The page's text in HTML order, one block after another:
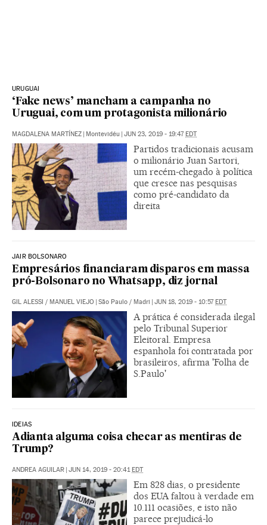
URUGUAI
‘Fake news’ mancham a campanha no
Uruguai, com um protagonista milionário
MAGDALENA MARTÍNEZ | Montevidéu | JUN 23, 2019 - 19:47EDT
Partidos tradicionais acusam
o milionário Juan Sartori,
um recém-chegado à política
que cresce nas pesquisas
como pré-candidato da
direita
JAIR BOLSONARO
Empresários financiaram disparos em massa
pró-Bolsonaro no Whatsapp, diz jornal
GIL ALESSI / MANUEL VIEJO | São Paulo / Madri | JUN 18, 2019 - 10:57EDT
A prática é considerada ilegal
pelo Tribunal Superior
Eleitoral. Empresa
espanhola foi contratada por
brasileiros, afirma 'Folha de
S.Paulo'
IDEIAS
Adianta alguma coisa checar as mentiras de
Trump?
ANDREA AGUILAR | JUN 14, 2019 - 20:41EDT
Em 828 dias, o presidente
dos EUA faltou à verdade em
10.111 ocasiões, e isto não
parece prejudicá-lo